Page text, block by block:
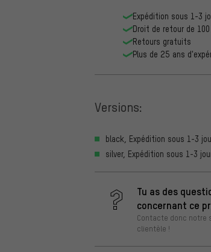
Expédition sous 1-3
Droit de retour de
Retours gratuits
Plus de 25 ans
Versions:
black, Expédition sous 1-3
silver, Expédition sous 1-3
Tu as des
concernant ce
Contacte donc notre
clientèle !